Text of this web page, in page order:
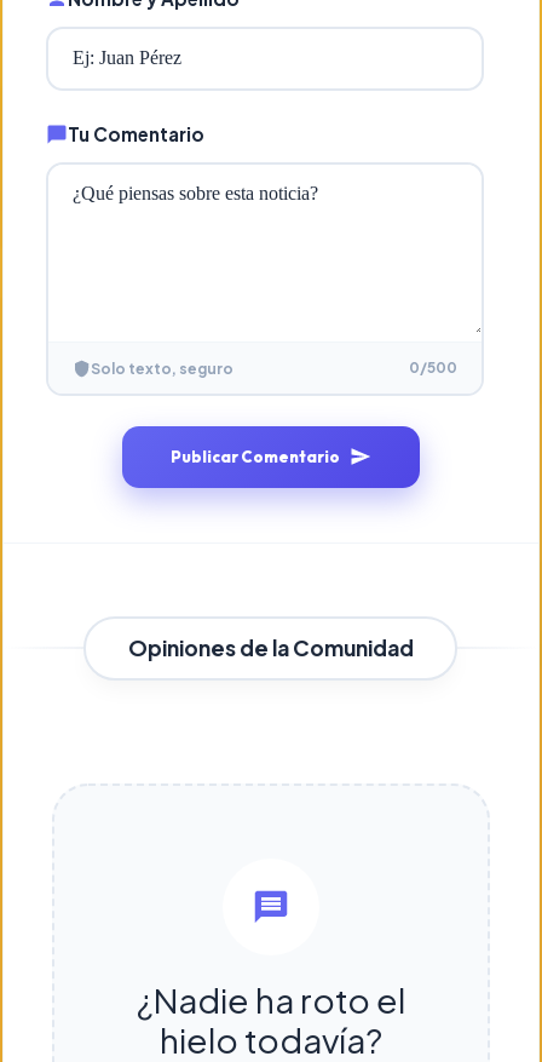
Tu Comentario
Solo texto, seguro 0/500
Publicar Comentario
Opiniones de la Comunidad
¿Nadie ha roto el
hielo todavía?